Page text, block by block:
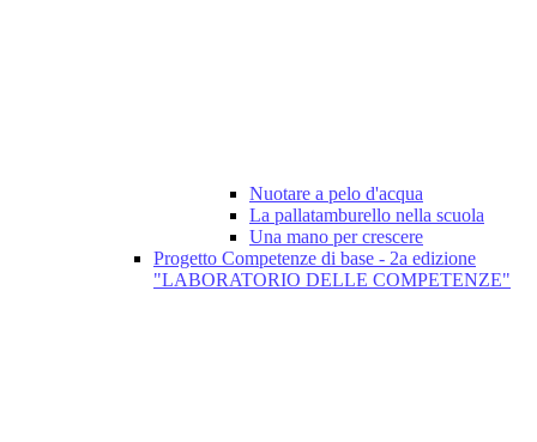
Nuotare a pelo d'acqua
La pallatamburello nella scuola
Una mano per crescere
Progetto Competenze di base - 2a edizione
"LABORATORIO DELLE COMPETENZE"